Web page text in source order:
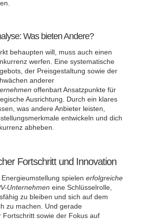
Was bieten Andere?
behaupten will, muss auch einen
werfen. Eine systematische
der Preisgestaltung sowie der
anderer
offenbart Ansatzpunkte für
Ausrichtung. Durch ein klares
was andere Anbieter leisten,
entwickeln und dich
abheben.
Fortschritt und Innovation
spielen erfolgreiche
Unternehmen eine Schlüsselrolle,
zu bleiben und sich auf dem
zu machen. Und gerade
Fortschritt sowie der Fokus auf